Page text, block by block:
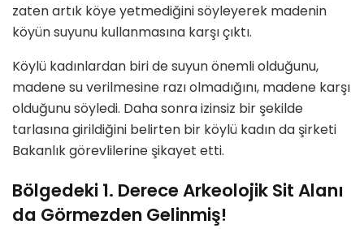
zaten artık köye yetmediğini söyleyerek madenin
köyün suyunu kullanmasına karşı çıktı.
Köylü kadınlardan biri de suyun önemli olduğunu,
madene su verilmesine razı olmadığını, madene karşı
olduğunu söyledi. Daha sonra izinsiz bir şekilde
tarlasına girildiğini belirten bir köylü kadın da şirketi
Bakanlık görevlilerine şikayet etti.
Bölgedeki 1. Derece Arkeolojik Sit Alanı
da Görmezden Gelinmiş!